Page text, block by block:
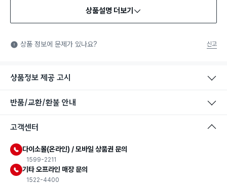
상품설명 더보기
상품 정보에 문제가 있나요? 신고
상품정보 제공 고시
반품/교환/환불 안내
고객센터
다이소몰(온라인) / 모바일 상품권 문의
1599-2211
기타 오프라인 매장 문의
1522-4400